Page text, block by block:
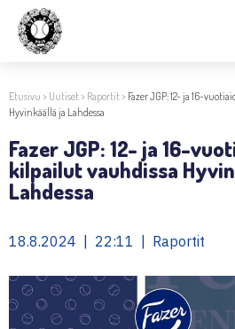
Etusivu > Uutiset> Raportit> Fazer JGP: 12- ja 16-
Hyvinkäällä ja Lahdessa
Fazer JGP: 12- ja 16-
kilpailut vauhdissa
Lahdessa
18.8.2024 | 22:11 | Raportit